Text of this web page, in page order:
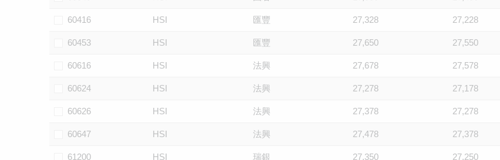
60416 HSI 匯豐 27,328 27,228
60453 HSI 匯豐 27,650 27,550
60616 HSI 法興 27,678 27,578
60624 HSI 法興 27,278 27,178
60626 HSI 法興 27,378 27,278
60647 HSI 法興 27,478 27,378
61200 HSI 瑞銀 27,350 27,250